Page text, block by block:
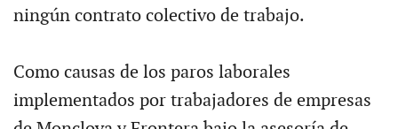
ningún contrato colectivo de trabajo.
Como causas de los paros laborales
implementados por trabajadores de empresas